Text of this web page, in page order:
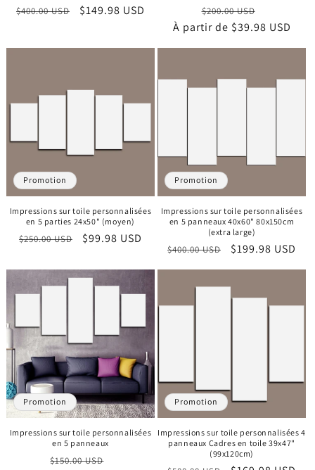
Prix
$400.00 USD
Prix
$149.98 USD
Prix
habituel
$200.00 USD
À partir de $39.98 USD
Promotion
Impressions sur toile personnalisées
en 5 parties 24x50" (moyen)
Prix
$250.00 USD
Prix
$99.98 USD
Promotion
Impressions sur toile personnalisées
en 5 panneaux 40x60" 80x150cm
(extra large)
Prix
habituel
$400.00 USD
Prix
promotionnel
$199.98 USD
Promotion
Impressions sur toile personnalisées
en 5 panneaux
Prix
$150.00 USD
Promotion
Impressions sur toile personnalisées 4
panneaux Cadres en toile 39x47"
(99x120cm)